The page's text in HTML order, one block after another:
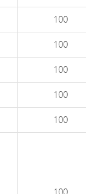
100
100
100
100
100
100